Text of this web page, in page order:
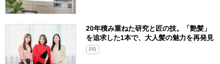
20年積み重ねた研究と匠の技。「艶髪」
を追求した1本で、大人髪の魅力を再発見
PR